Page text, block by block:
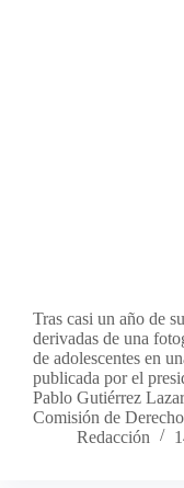
Tras casi un año de
derivadas de una
de adolescentes en
publicada por el
Pablo Gutiérrez
Comisión de
Redacción